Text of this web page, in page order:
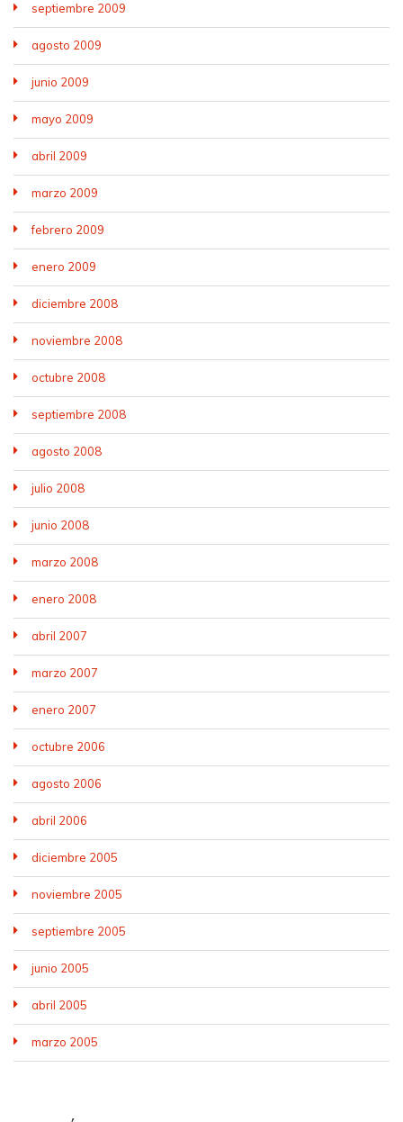
septiembre 2009
agosto 2009
junio 2009
mayo 2009
abril 2009
marzo 2009
febrero 2009
enero 2009
diciembre 2008
noviembre 2008
octubre 2008
septiembre 2008
agosto 2008
julio 2008
junio 2008
marzo 2008
enero 2008
abril 2007
marzo 2007
enero 2007
octubre 2006
agosto 2006
abril 2006
diciembre 2005
noviembre 2005
septiembre 2005
junio 2005
abril 2005
marzo 2005